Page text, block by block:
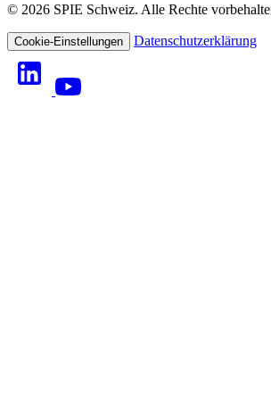
© 2026 SPIE Schweiz. Alle Rechte
Cookie-Einstellungen Datenschutzerklärung